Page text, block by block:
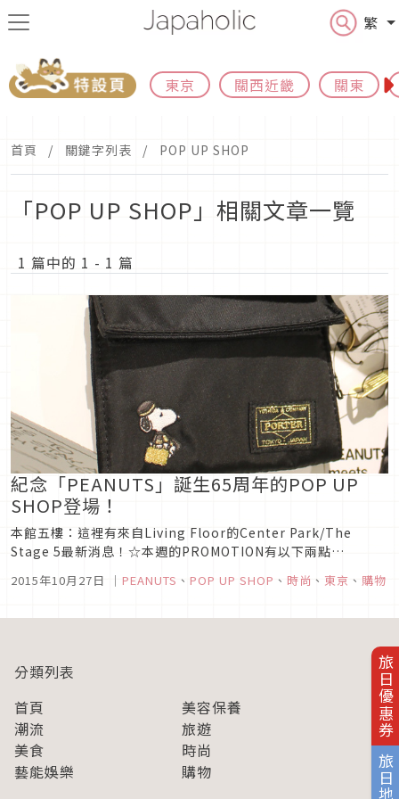
繁
東京 關西近畿 關東
旅日優惠券
首頁 關鍵字列表 POP UP SHOP
「POP UP SHOP」相關文章一覽
1 篇中的 1 - 1 篇
紀念「PEANUTS」誕生65周年的POP UP
SHOP登場！
本館五樓：這裡有來自Living Floor的Center Park/The
Stage 5最新消息！☆本週的PROMOTION有以下兩點
DESIGN■2015.10.14(三)～10.20 (二)■本館5樓＝Center
2015年10月27日 ｜ PEANUTS 、 POP UP SHOP 、 時尚 、 東京 、 購物
分類列表
首頁
美容保養
潮流
旅遊
美食
時尚
藝能娛樂
購物